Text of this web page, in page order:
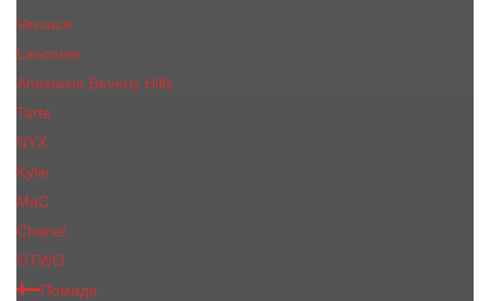
Versace
Lancome
Anastasia Beverly Hills
Tarte
NYX
Kylie
MaC
Сhanеl
OTWO
Помада